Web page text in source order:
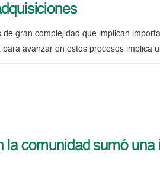
gran complejidad que implican
avanzar en estos procesos implica
comunidad sumó una